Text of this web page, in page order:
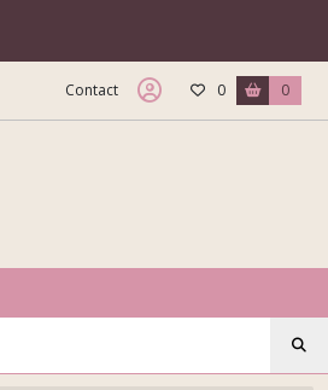
Contact 0 0